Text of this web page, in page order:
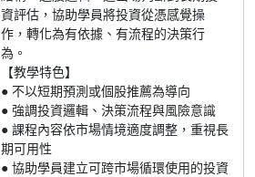
資評估，協助學員將投資從憑感覺操
作，轉化為有依據、有流程的決策行
為。
【教學特色】
● 不以短期預測或個股推薦為導向
● 強調投資邏輯、決策流程與風險意識
● 課程內容依市場情境適度調整，重視長
期可用性
● 協助學員建立可跨市場循環使用的投資